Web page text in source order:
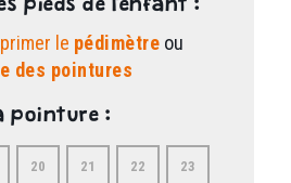
pieds de l'enfant :
le pédimètre ou
des pointures
pointure :
20 21 22 23